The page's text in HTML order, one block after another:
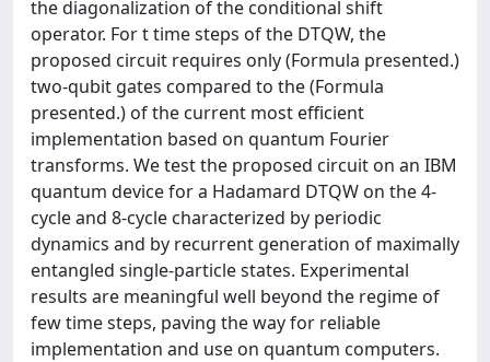
the diagonalization of the conditional shift
operator. For t time steps of the DTQW, the
proposed circuit requires only (Formula presented.)
two-qubit gates compared to the (Formula
presented.) of the current most efficient
implementation based on quantum Fourier
transforms. We test the proposed circuit on an IBM
quantum device for a Hadamard DTQW on the 4-
cycle and 8-cycle characterized by periodic
dynamics and by recurrent generation of maximally
entangled single-particle states. Experimental
results are meaningful well beyond the regime of
few time steps, paving the way for reliable
implementation and use on quantum computers.